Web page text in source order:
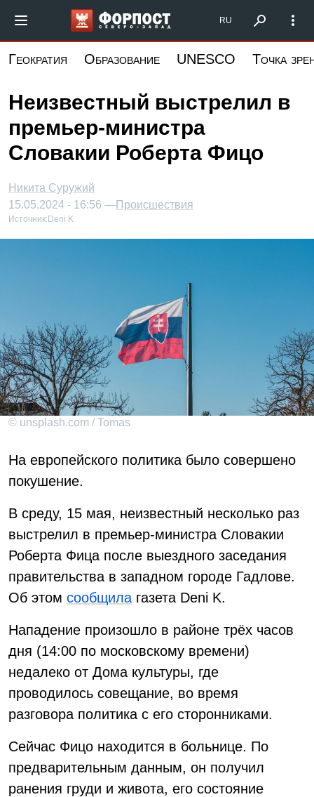
основному
Форпост Северо-Запад
RU
Геократия Образование UNESCO Точка
Неизвестный выстрелил в
премьер-министра
Словакии Роберта Фицо
Никита Суружий
15.05.2024 - 16:56 —Происшествия
Источник: Deni K
© unsplash.com / Tomas
На европейского политика было совершено
покушение.
В среду, 15 мая, неизвестный несколько раз
выстрелил в премьер-министра Словакии
Роберта Фица после выездного заседания
правительства в западном городе Гадлове.
Об этом сообщила газета Deni K.
Нападение произошло в районе трёх часов
дня (14:00 по московскому времени)
недалеко от Дома культуры, где
проводилось совещание, во время
разговора политика с его сторонниками.
Сейчас Фицо находится в больнице. По
предварительным данным, он получил
ранения груди и живота, его состояние